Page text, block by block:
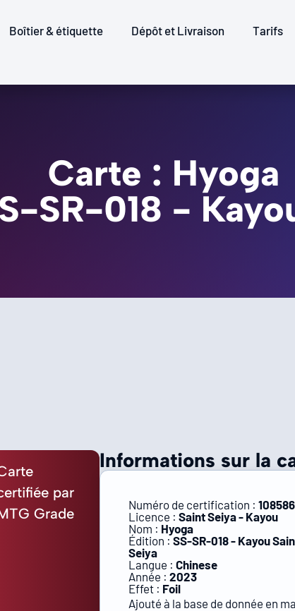
Boîtier & étiquette Dépôt et Livraison Tarifs
Carte : Hyoga
SR-018 -
par
Grade
Informations sur la
Numéro de certification :
Licence :Saint Seiya - Kayou
Nom : Hyoga
Édition :SS-SR-018 - Kayou
Seiya
Langue :Chinese
Année :2023
Effet : Foil
Ajouté à la base de donnée en